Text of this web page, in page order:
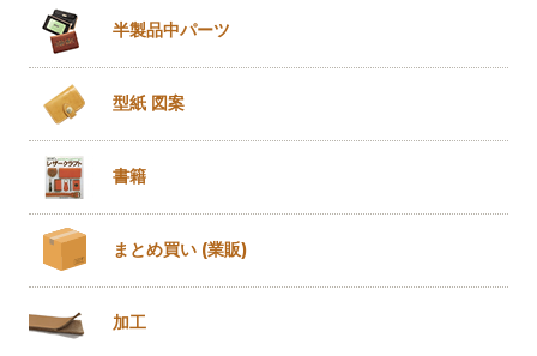
半製品中パーツ
型紙 図案
書籍
まとめ買い (業販)
加工